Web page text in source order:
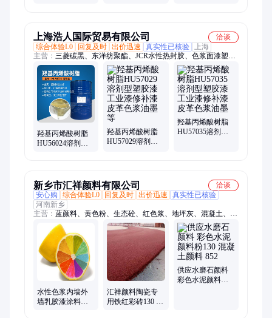
上海浩人国际贸易有限公司
洽谈
综合体验L0
回复及时 出价迅速 真实性已核验
上海
主营： 三菱碳黑、东洋纺聚酯、JCR水性热封胶、色浆面漆塑胶
漆用、三菱环氧、阿科玛多元醇、界化学硫酸钡、浩人丙烯酸
羟基丙烯酸树脂
HU56024溶剂型
羟基丙烯酸树脂
HU57029溶剂型
羟基丙烯酸树脂
HU57035溶剂型
新乡市汇祥颜料有限公司
洽谈
安心购
综合体验L0 回复及时 出价迅速
真实性已核验
河南新乡
主营： 蓝颜料、黄色粉、生态砼、红色浆、地坪灰、混凝土、地
坪绿、填缝剂、勾缝剂、透水砖、氧化铁、沥青油、增强剂、胶
粘砼、绿色粉、铁红粉、铁黑粉、着色剂、铁棕粉、氧化铁红、
氧化铁黄、氧化铁绿、氧化铁蓝
水性色浆内墙外
墙乳胶漆涂料色
汇祥颜料陶瓷专
用铁红彩砖130 彩
供应水磨石颜料
彩色水泥颜料粉